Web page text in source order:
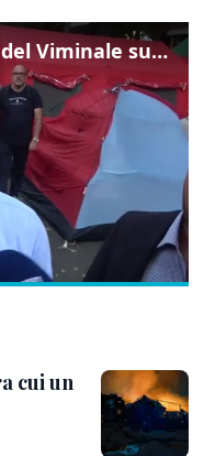
Gualtieri: "Responsabilità del Viminale su Spin Time? La posizione dei partiti è nota"
cui un